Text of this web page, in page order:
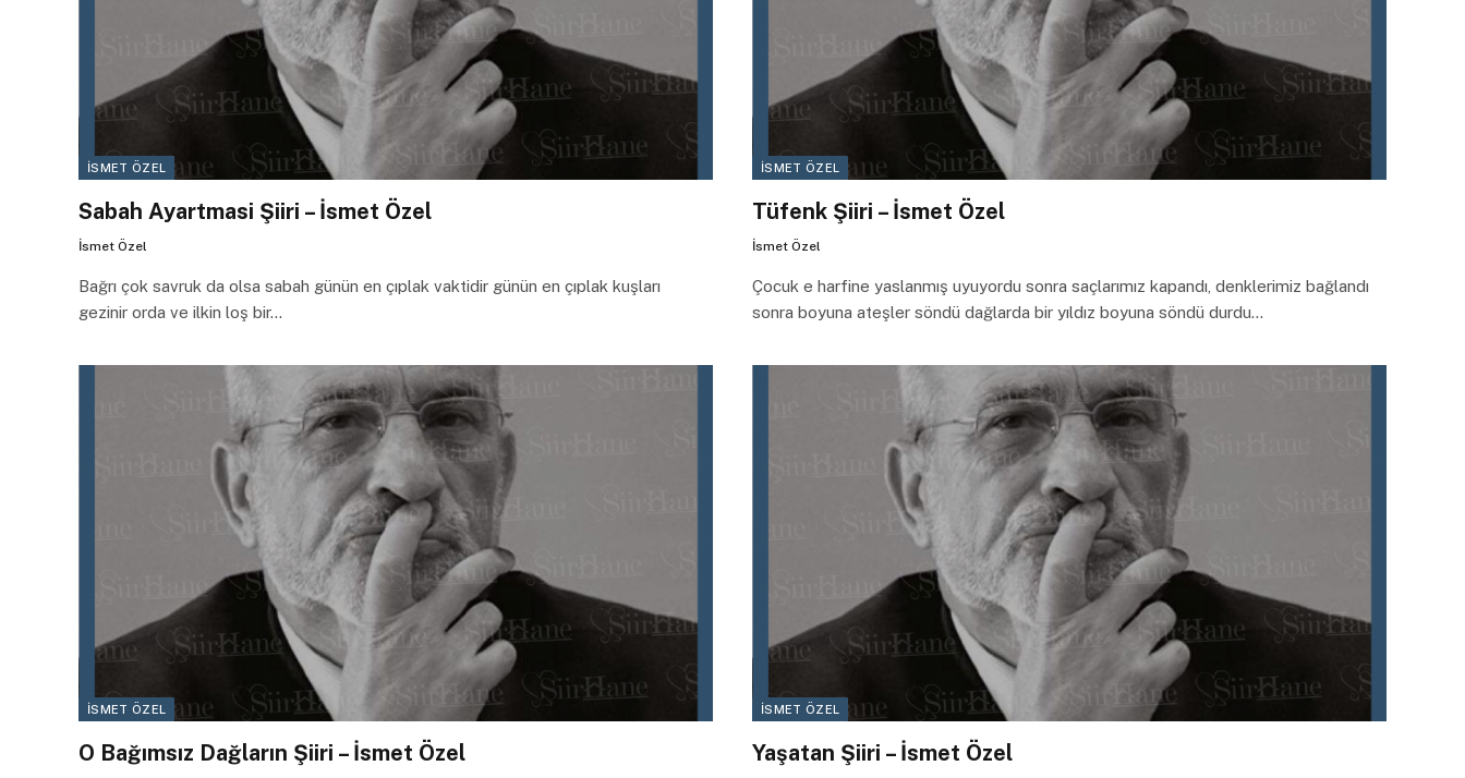
İSMET ÖZEL
Sabah Ayartmasi Şiiri – İsmet Özel
İsmet Özel
Bağrı çok savruk da olsa sabah günün en çıplak vaktidir günün en çıplak kuşları
gezinir orda ve ilkin loş bir…
İSMET ÖZEL
Tüfenk Şiiri – İsmet Özel
İsmet Özel
Çocuk e harfine yaslanmış uyuyordu sonra saçlarımız kapandı, denklerimiz bağlandı
sonra boyuna ateşler söndü dağlarda bir yıldız boyuna söndü durdu…
İSMET ÖZEL
O Bağımsız Dağların Şiiri – İsmet Özel
İSMET ÖZEL
Yaşatan Şiiri – İsmet Özel